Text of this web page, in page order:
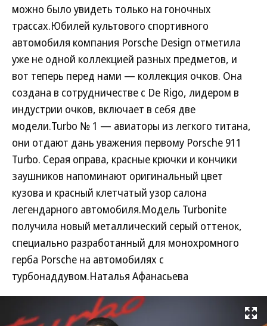
можно было увидеть только на гоночных
трассах.Юбилей культового спортивного
автомобиля компания Porsche Design отметила
уже не одной коллекцией разных предметов, и
вот теперь перед нами — коллекция очков. Она
создана в сотрудничестве с De Rigo, лидером в
индустрии очков, включает в себя две
модели.Turbo № 1 — авиаторы из легкого титана,
они отдают дань уважения первому Porsche 911
Turbo. Серая оправа, красные крючки и кончики
заушников напоминают оригинальный цвет
кузова и красный клетчатый узор салона
легендарного автомобиля.Модель Turbonite
получила новый металлический серый оттенок,
специально разработанный для монохромного
герба Porsche на автомобилях с
турбонаддувом.Наталья Афанасьева
Развернуть